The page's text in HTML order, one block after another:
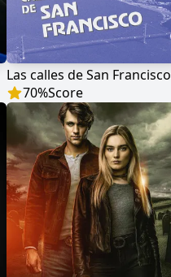
Las calles de San Francisco
70%Score